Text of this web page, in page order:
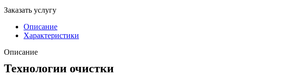
Заказать услугу
Описание
Характеристики
Описание
Технологии очистки